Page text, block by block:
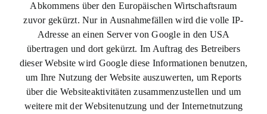
Abkommens über den Europäischen Wirtschaftsraum
zuvor gekürzt. Nur in Ausnahmefällen wird die volle IP-
Adresse an einen Server von Google in den USA
übertragen und dort gekürzt. Im Auftrag des Betreibers
dieser Website wird Google diese Informationen benutzen,
um Ihre Nutzung der Website auszuwerten, um Reports
über die Websiteaktivitäten zusammenzustellen und um
weitere mit der Websitenutzung und der Internetnutzung